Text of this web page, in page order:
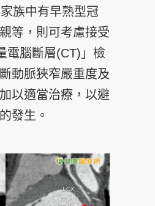
族中有早熟型冠
等，則可考慮接受
電腦斷層(CT)」檢
動脈狹窄嚴重度及
以適當治療，以避
發生。